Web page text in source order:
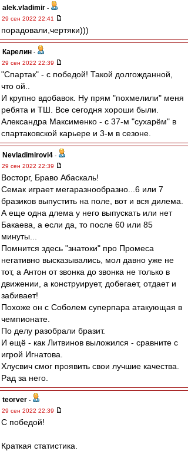
alek.vladimir -
29 сен 2022 22:41
порадовали,чертяки)))
Карелин -
29 сен 2022 22:39
"Спартак" - с победой! Такой долгожданной,
что ой..
И крупно вдобавок. Ну прям "похмелили" меня
ребята и ТШ. Все сегодня хороши были.
Александра Максименко - с 37-м "сухарём" в
спартаковской карьере и 3-м в сезоне.
Nevladimirovi4 -
29 сен 2022 22:39
Восторг, Браво Абаскаль!
Семак играет мегаразнообразно...6 или 7
бразиков выпустить на поле, вот и вся дилема.
А еще одна длема у него выпускать или нет
Бакаева, а если да, то после 60 или 85
минуты...
Помнится здесь "знатоки" про Промеса
негативно высказывались, мол давно уже не
тот, а Антон от звонка до звонка не только в
движении, а конструирует, добегает, отдает и
забивает!
Похоже он с Соболем суперпара атакующая в
чемпионате.
По делу разобрали бразит.
И ещё - как Литвинов выложился - сравните с
игрой Игнатова.
Хлусвич смог проявить свои лучшие качества.
Рад за него.
teorver -
29 сен 2022 22:39
С победой!
Краткая статистика.